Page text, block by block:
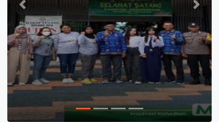
Previous Next